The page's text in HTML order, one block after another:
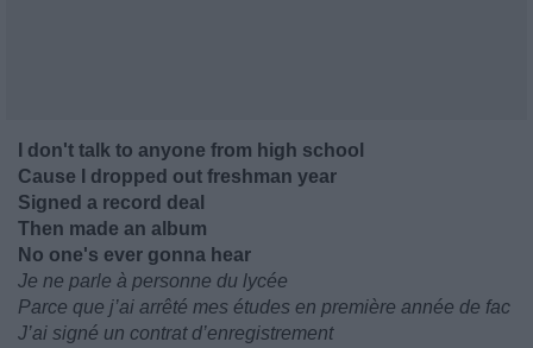
I don't talk to anyone from high school
Cause I dropped out freshman year
Signed a record deal
Then made an album
No one's ever gonna hear
Je ne parle à personne du lycée
Parce que j’ai arrêté mes études en première année de fac
J’ai signé un contrat d’enregistrement